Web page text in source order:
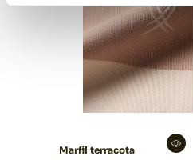
Marfil terracota